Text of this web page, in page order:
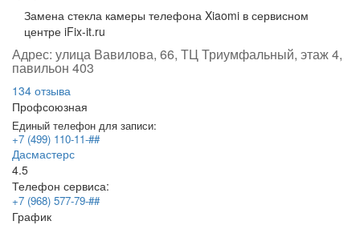
Замена стекла камеры телефона Xiaomi в сервисном
центре iFix-it.ru
Адрес: улица Вавилова, 66, ТЦ Триумфальный, этаж 4,
павильон 403
134 отзыва
Профсоюзная
Единый телефон для записи:
+7 (499) 110-11-##
Дасмастерс
4.5
Телефон сервиса:
+7 (968) 577-79-##
График